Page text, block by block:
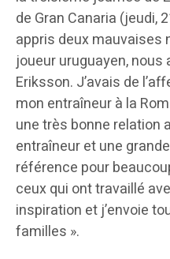
de Gran Canaria (jeudi,
appris deux mauvaises
joueur uruguayen,
Eriksson. J’avais de
mon entraîneur à la
une très bonne relation
entraîneur et une
référence pour
ceux qui ont travaillé
inspiration et j’envoie
familles ».